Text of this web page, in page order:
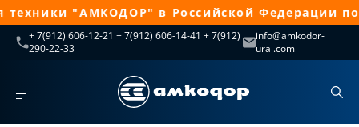
"АМКОДОР" в Российской Федерации по
+ 7(912) 606-12-21 + 7(912) 606-14-41 + 7(912)
290-22-33
info@amkodor-
ural.com